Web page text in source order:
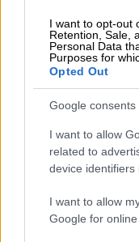
I want to opt-out
Retention, Sale,
Personal Data
Purposes for
Opted Out
Google consents
I want to allow
related to
device identifiers
I want to allow
Google for
Αθλητισμός|
Πογιέτ: «Δεν
μου έχει
ανανέωσης
Ο
προβληματισμό
έχει δεχτεί